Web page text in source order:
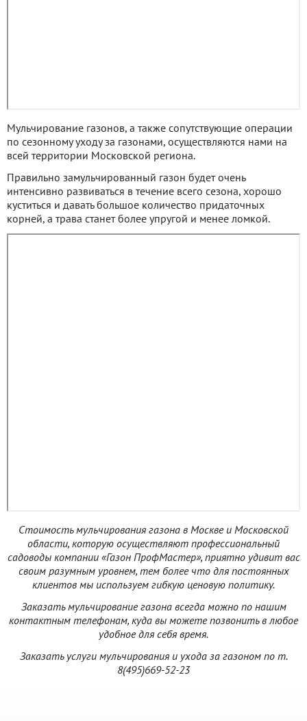
Мульчирование газонов, а также сопутствующие операции
по сезонному уходу за газонами, осуществляются нами на
всей территории Московской региона.
Правильно замульчированный газон будет очень
интенсивно развиваться в течение всего сезона, хорошо
куститься и давать большое количество придаточных
корней, а трава станет более упругой и менее ломкой.
Стоимость мульчирования газона в Москве и Московской
области, которую осуществляют профессиональный
садоводы компании «Газон ПрофМастер», приятно удивит вас
своим разумным уровнем, тем более что для постоянных
клиентов мы используем гибкую ценовую политику.
Заказать мульчирование газона всегда можно по нашим
контактным телефонам, куда вы можете позвонить в любое
удобное для себя время.
Заказать услуги мульчирования и ухода за газоном по т.
8(495)669-52-23